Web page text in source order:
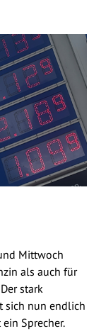
Mittwoch
als auch für
stark
sich nun endlich
Sprecher.